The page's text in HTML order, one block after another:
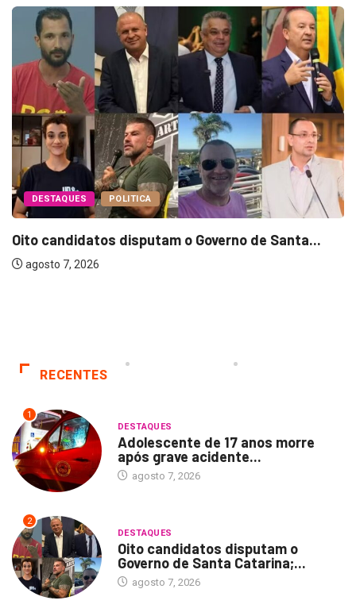
DESTAQUES POLITICA
Oito candidatos disputam o Governo de Santa...
agosto 7, 2026
RECENTES
1
DESTAQUES
Adolescente de 17 anos morre
após grave acidente...
agosto 7, 2026
2
DESTAQUES
Oito candidatos disputam o
Governo de Santa Catarina;...
agosto 7, 2026